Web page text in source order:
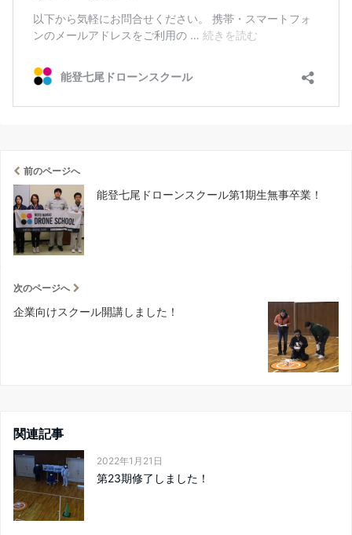
前のページへ
能登七尾ドローンスクール第1期生無事卒業！
次のページへ
企業向けスクール開講しました！
関連記事
2022年1月21日
第23期修了しました！